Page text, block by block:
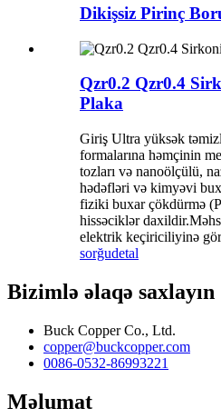
Dikişsiz Pirinç
Qzr0.2 Qzr0.4
Plaka
Giriş Ultra yüksək
formalarına həmçinin
tozları və nanoölçülü,
hədəfləri və kimyəvi
fiziki buxar çökdürmə
hissəciklər
elektrik keçiriciliyinə
sorğudetal
Bizimlə əlaqə saxlayın
Buck Copper Co., Ltd.
copper@buckcopper.com
0086-0532-86993221
Məlumat